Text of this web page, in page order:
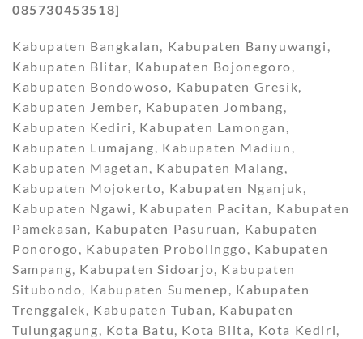
085730453518]
Kabupaten Bangkalan, Kabupaten Banyuwangi,
Kabupaten Blitar, Kabupaten Bojonegoro,
Kabupaten Bondowoso, Kabupaten Gresik,
Kabupaten Jember, Kabupaten Jombang,
Kabupaten Kediri, Kabupaten Lamongan,
Kabupaten Lumajang, Kabupaten Madiun,
Kabupaten Magetan, Kabupaten Malang,
Kabupaten Mojokerto, Kabupaten Nganjuk,
Kabupaten Ngawi, Kabupaten Pacitan, Kabupaten
Pamekasan, Kabupaten Pasuruan, Kabupaten
Ponorogo, Kabupaten Probolinggo, Kabupaten
Sampang, Kabupaten Sidoarjo, Kabupaten
Situbondo, Kabupaten Sumenep, Kabupaten
Trenggalek, Kabupaten Tuban, Kabupaten
Tulungagung, Kota Batu, Kota Blita, Kota Kediri,